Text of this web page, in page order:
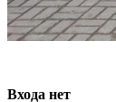
Входа нет